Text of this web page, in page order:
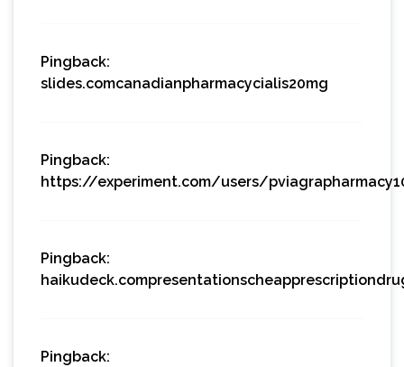
Pingback:
slides.comcanadianpharmacycialis20mg
Pingback:
https://experiment.com/users/
Pingback:
Pingback: